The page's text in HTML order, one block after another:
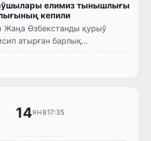
елимиз тынышлығы
кепили
Жаңа Өзбекстанды қурыў
атырған барлық
ҳәм табысларымызда
және олардың
өз ўазыйпасын шын кеўилден
14ЯНВ17:35